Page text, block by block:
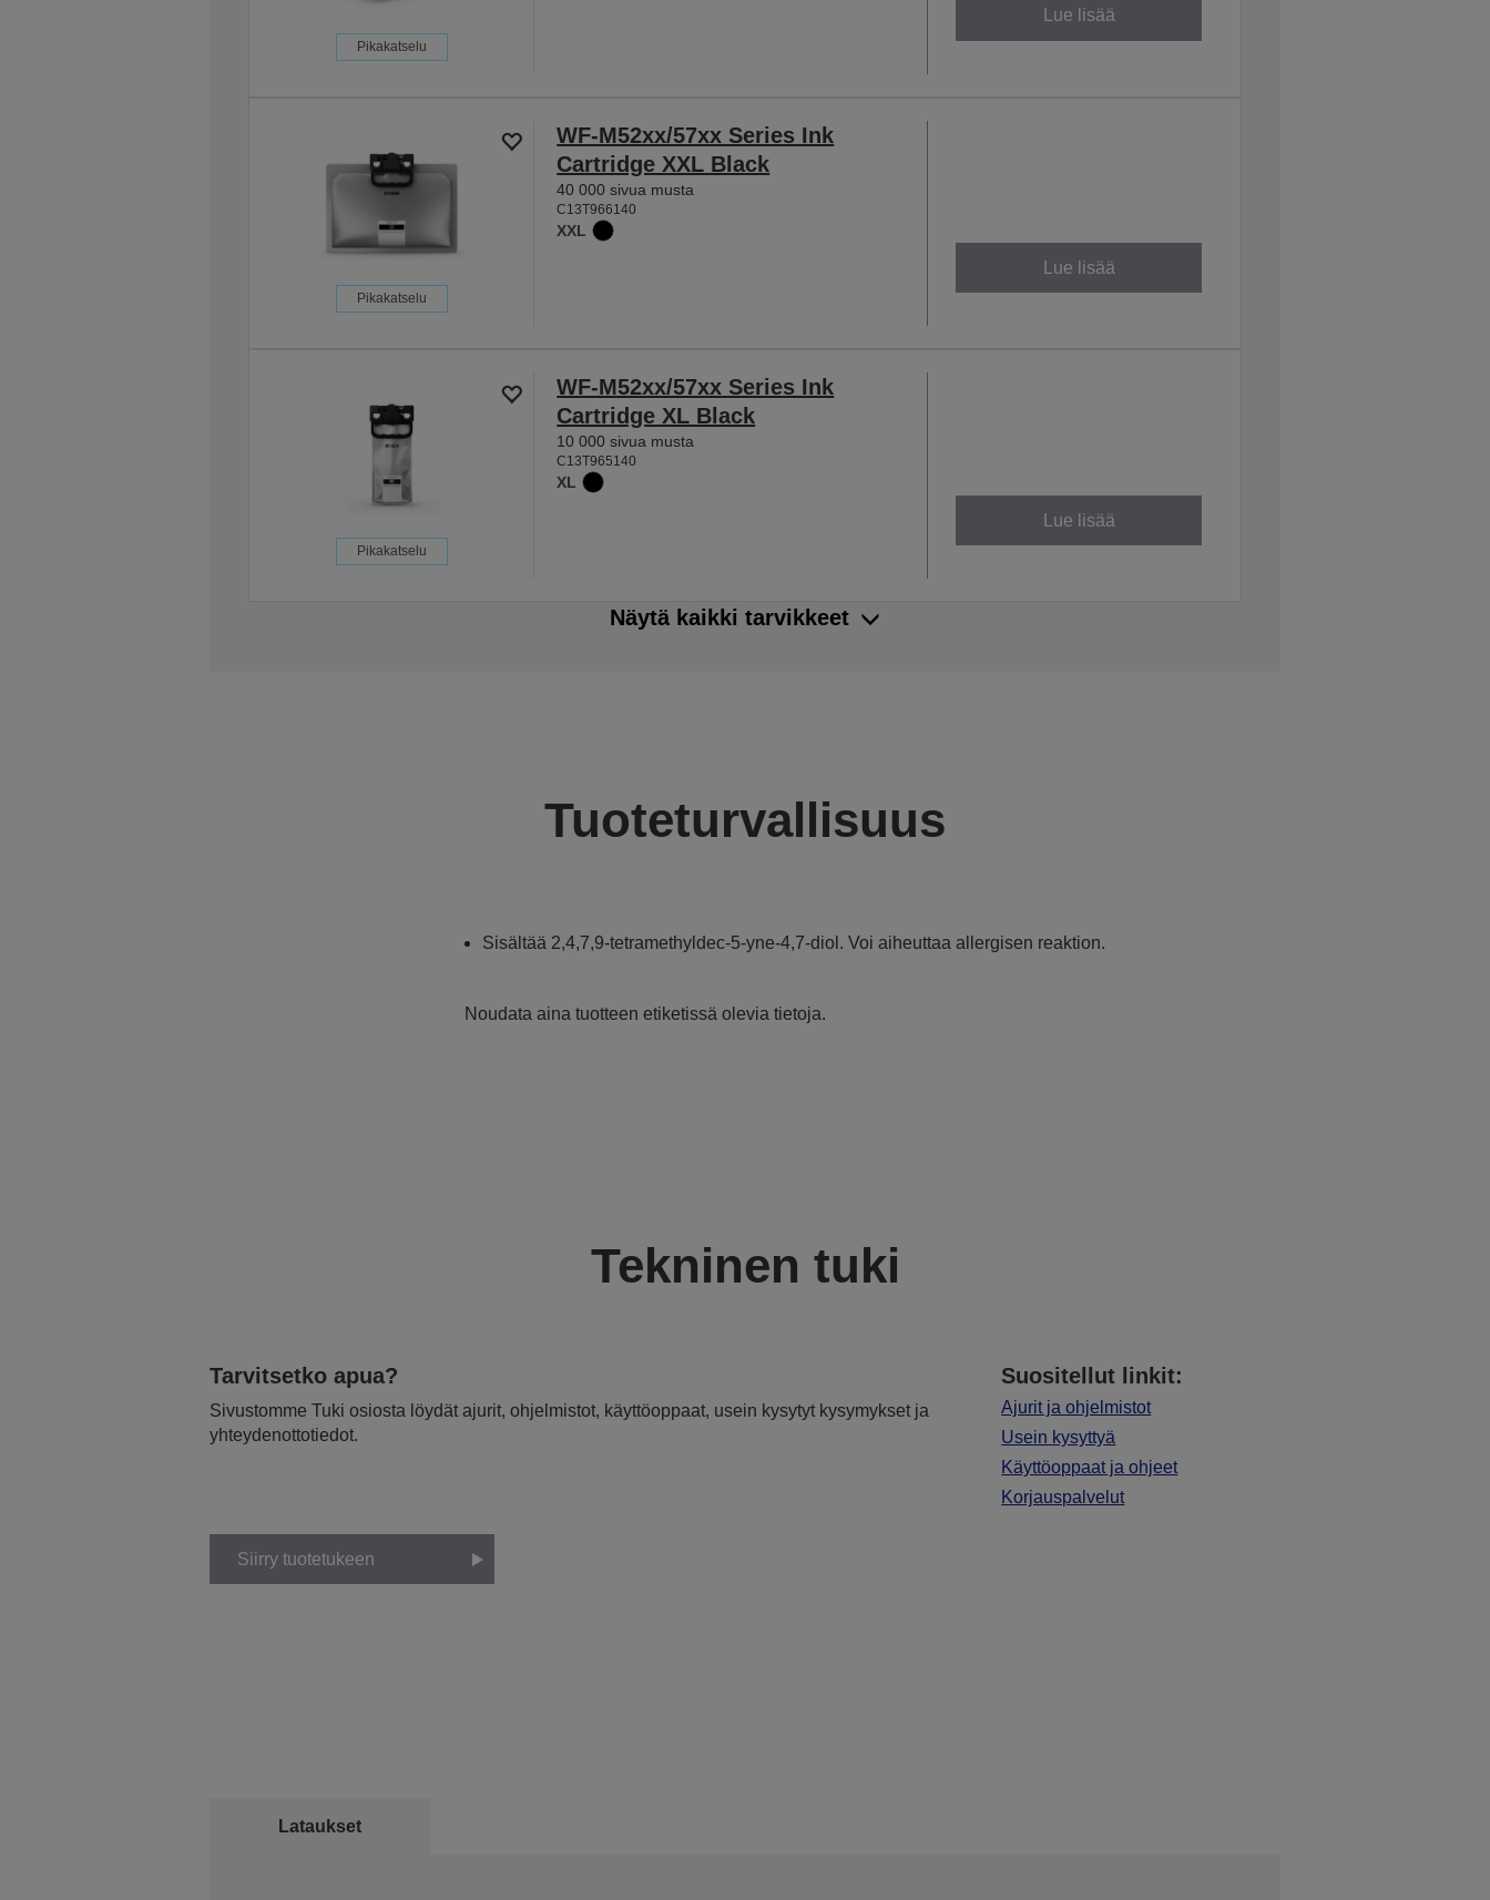
Pikakatselu
Lue lisää
Pikakatselu
WF-M52xx/57xx Series Ink
Cartridge XXL Black
40 000 sivua musta
C13T966140
XXL
Lue lisää
Pikakatselu
WF-M52xx/57xx Series Ink
Cartridge XL Black
10 000 sivua musta
C13T965140
XL
Lue lisää
Näytä kaikki tarvikkeet
Tuoteturvallisuus
Sisältää 2,4,7,9-tetramethyldec-5-yne-4,7-diol. Voi aiheuttaa allergisen reaktion.
Noudata aina tuotteen etiketissä olevia tietoja.
Tekninen tuki
Tarvitsetko apua?
Sivustomme Tuki osiosta löydät ajurit, ohjelmistot, käyttöoppaat, usein kysytyt kysymykset ja
yhteydenottotiedot.
Suositellut linkit:
Ajurit ja ohjelmistot
Usein kysyttyä
Käyttöoppaat ja ohjeet
Korjauspalvelut
Siirry tuotetukeen
Lataukset